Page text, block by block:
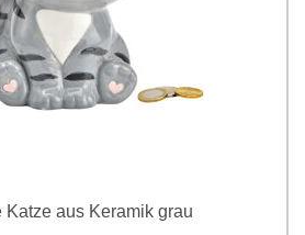
Katze aus Keramik grau